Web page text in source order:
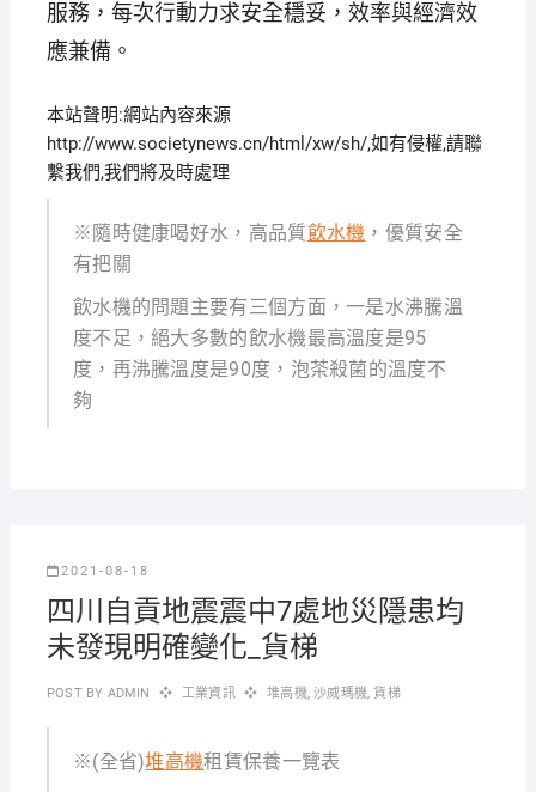
服務，每次行動力求安全穩妥，效率與經濟效
應兼備。
本站聲明:網站內容來源
http://www.societynews.cn/html/xw/sh/,如有侵權,請聯
繫我們,我們將及時處理
※隨時健康喝好水，高品質飲水機 ，優質安全
有把關
飲水機的問題主要有三個方面，一是水沸騰溫
度不足，絕大多數的飲水機最高溫度是95
度，再沸騰溫度是90度，泡茶殺菌的溫度不
夠
2021-08-18
四川自貢地震震中7處地災隱患均
未發現明確變化_貨梯
POST BY ADMIN 工業資訊 堆高機,沙威瑪機,貨梯
※(全省)堆高機租賃保養一覽表